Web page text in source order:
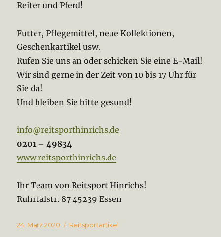
Reiter und Pferd!
Futter, Pflegemittel, neue Kollektionen,
Geschenkartikel usw.
Rufen Sie uns an oder schicken Sie eine E-Mail!
Wir sind gerne in der Zeit von 10 bis 17 Uhr für
Sie da!
Und bleiben Sie bitte gesund!
info@reitsporthinrichs.de
0201 – 49834
www.reitsporthinrichs.de
Ihr Team von Reitsport Hinrichs!
Ruhrtalstr. 87 45239 Essen
Veröffentlicht
24. März 2020 Kategorien
Reitsportartikel